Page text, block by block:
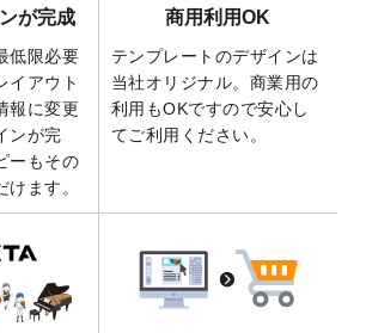
全4ステップを解説！」を公開いたしまし
。
ラム「 画像の配置・差し替え・トリミン
」「テンプレート間でパーツを流用する
法」を公開いたしました。
クリルキーホルダーのデザインテンプレ
ト を追加いたしました。
ました！
新商品】アクリルキーホルダーが作成で
きるようになりました！
が完成
低限必要
イアウト
報に変更
ンが完
ーもその
けます。
商用利用OK
テンプレートのデザインは
当社オリジナル。商業用の
利用もOKですので安心し
てご利用ください。